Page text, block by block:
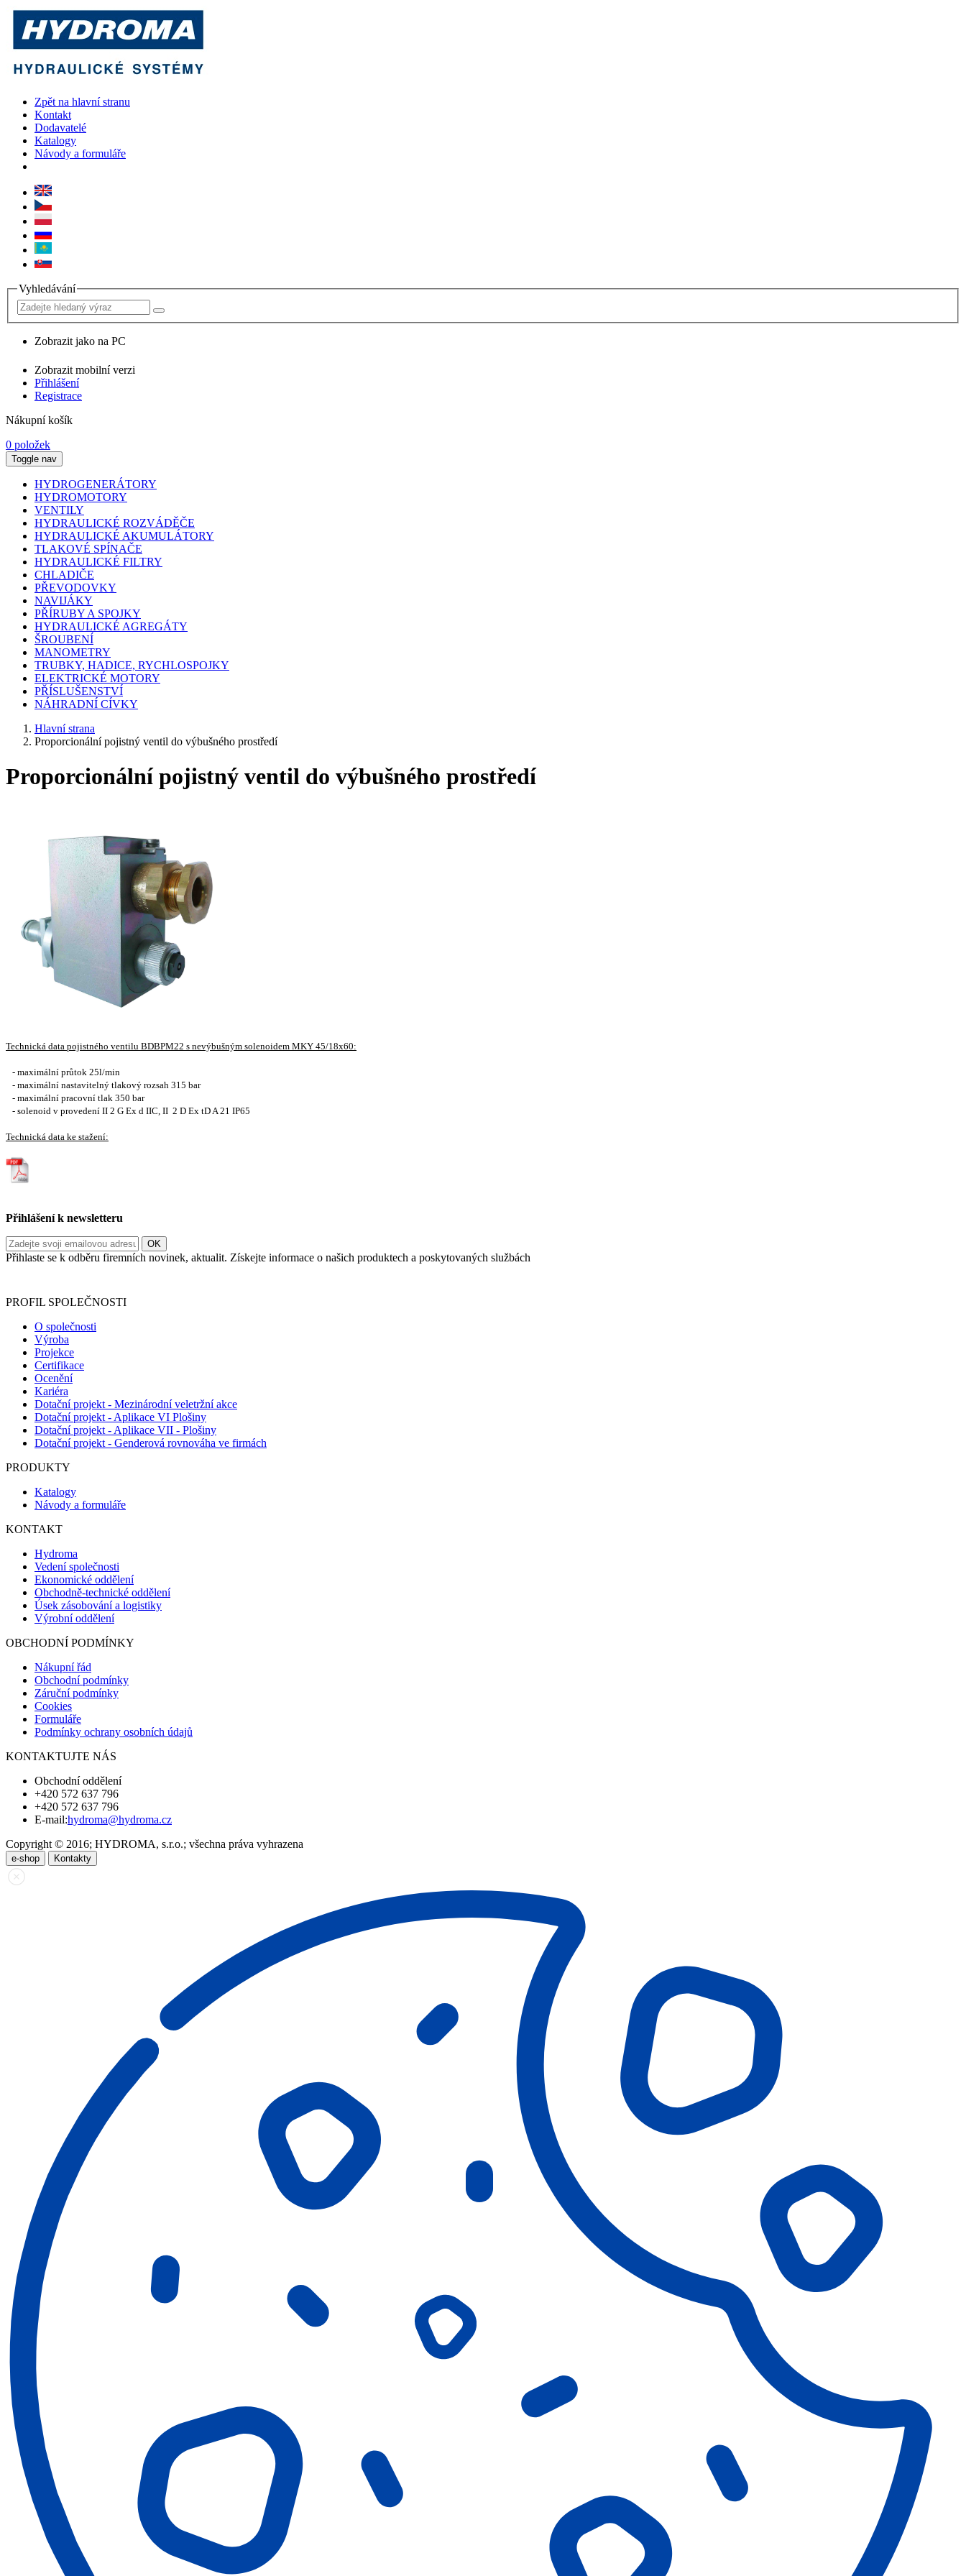
Zpět na hlavní stranu
Kontakt
Dodavatelé
Katalogy
Návody a formuláře
Vyhledávání
Zobrazit jako na PC
Zobrazit mobilní verzi
Přihlášení
Registrace
Nákupní košík
0 položek
Toggle nav
HYDROGENERÁTORY
HYDROMOTORY
VENTILY
HYDRAULICKÉ ROZVÁDĚČE
HYDRAULICKÉ AKUMULÁTORY
TLAKOVÉ SPÍNAČE
HYDRAULICKÉ FILTRY
CHLADIČE
PŘEVODOVKY
NAVIJÁKY
PŘÍRUBY A SPOJKY
HYDRAULICKÉ AGREGÁTY
ŠROUBENÍ
MANOMETRY
TRUBKY, HADICE, RYCHLOSPOJKY
ELEKTRICKÉ MOTORY
PŘÍSLUŠENSTVÍ
NÁHRADNÍ CÍVKY
Hlavní strana
Proporcionální pojistný ventil do výbušného prostředí
Proporcionální pojistný ventil do výbušného prostředí
Technická data pojistného ventilu BDBPM22 s nevýbušným solenoidem MKY 45/18x60:
- maximální průtok 25l/min
- maximální nastavitelný tlakový rozsah 315 bar
- maximální pracovní tlak 350 bar
- solenoid v provedení II 2 G Ex d IIC, II 2 D Ex tD A 21 IP65
Technická data ke stažení:
Přihlášení k newsletteru
Přihlaste se k odběru firemních novinek, aktualit. Získejte informace o našich produktech a poskytovaných službách
PROFIL SPOLEČNOSTI
O společnosti
Výroba
Projekce
Certifikace
Ocenění
Kariéra
Dotační projekt - Mezinárodní veletržní akce
Dotační projekt - Aplikace VI Plošiny
Dotační projekt - Aplikace VII - Plošiny
Dotační projekt - Genderová rovnováha ve firmách
PRODUKTY
Katalogy
Návody a formuláře
KONTAKT
Hydroma
Vedení společnosti
Ekonomické oddělení
Obchodně-technické oddělení
Úsek zásobování a logistiky
Výrobní oddělení
OBCHODNÍ PODMÍNKY
Nákupní řád
Obchodní podmínky
Záruční podmínky
Cookies
Formuláře
Podmínky ochrany osobních údajů
KONTAKTUJTE NÁS
Obchodní oddělení
+420 572 637 796
+420 572 637 796
E-mail:hydroma@hydroma.cz
Copyright © 2016; HYDROMA, s.r.o.; všechna práva vyhrazena
e-shop Kontakty